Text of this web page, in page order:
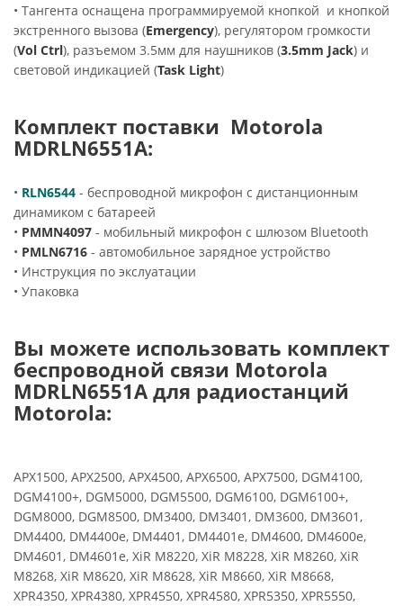
• Тангента оснащена программируемой кнопкой и кнопкой
экстренного вызова (Emergency), регулятором громкости
(Vol Ctrl), разъемом 3.5мм для наушников (3.5mm Jack) и
световой индикацией (Task Light)
Комплект поставки Motorola
MDRLN6551A:
• RLN6544 - беспроводной микрофон с дистанционным
динамиком с батареей
• PMMN4097 - мобильный микрофон с шлюзом Bluetooth
• PMLN6716 - автомобильное зарядное устройство
• Инструкция по экслуатации
• Упаковка
Вы можете использовать комплект
беспроводной связи Motorola
MDRLN6551A для радиостанций
Motorola:
APX1500, APX2500, APX4500, APX6500, APX7500, DGM4100,
DGM4100+, DGM5000, DGM5500, DGM6100, DGM6100+,
DGM8000, DGM8500, DM3400, DM3401, DM3600, DM3601,
DM4400, DM4400e, DM4401, DM4401e, DM4600, DM4600e,
DM4601, DM4601e, XiR M8220, XiR M8228, XiR M8260, XiR
M8268, XiR M8620, XiR M8628, XiR M8660, XiR M8668,
XPR4350, XPR4380, XPR4550, XPR4580, XPR5350, XPR5550,